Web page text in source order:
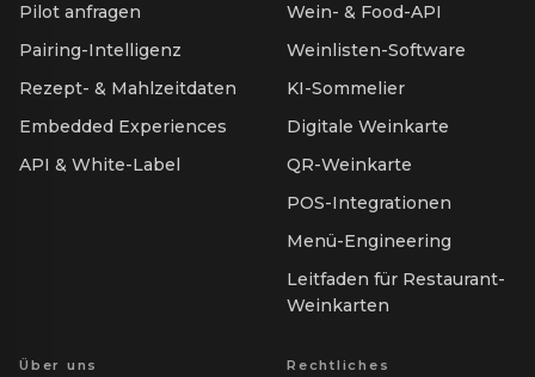
Pilot anfragen
Pairing-Intelligenz
Rezept- & Mahlzeitdaten
Embedded Experiences
API & White-Label
Wein- & Food-API
Weinlisten-Software
KI-Sommelier
Digitale Weinkarte
QR-Weinkarte
POS-Integrationen
Menü-Engineering
Leitfaden für Restaurant-
Weinkarten
Über uns Rechtliches